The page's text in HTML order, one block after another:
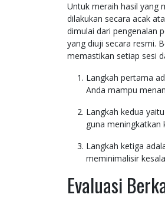
Untuk meraih hasil yang
dilakukan secara acak
dimulai dari pengenalan
yang diuji secara resmi.
memastikan setiap sesi
Langkah pertama
Anda mampu
Langkah kedua
guna meningkatkan
Langkah ketiga
meminimalisir
Evaluasi